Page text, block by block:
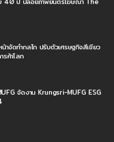
าจัดทำกลไก ปรับตัวเศรษฐกิจสีเขียว
รค้าโลก
จัดงาน Krungsri-MUFG ESG